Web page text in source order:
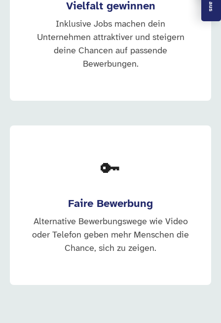
Vielfalt gewinnen
Inklusive Jobs machen dein
Unternehmen attraktiver und steigern
deine Chancen auf passende
Bewerbungen.
🔑
Faire Bewerbung
Alternative Bewerbungswege wie Video
oder Telefon geben mehr Menschen die
Chance, sich zu zeigen.